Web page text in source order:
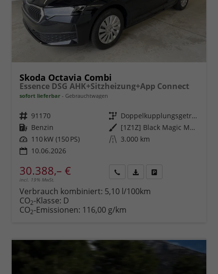
Skoda Octavia Combi
Essence DSG AHK+Sitzheizung+App Connect
sofort lieferbar Gebrauchtwagen
Fahrzeugnr. 91170 Getriebe
Doppelkupplungsgetriebe (DSG)
Kraftstoff Benzin Außenfarbe
[1Z1Z] Black Magic Metallic
Leistung 110 kW (150 PS) Kilometerstand 3.000 km
10.06.2026
30.388,– €
incl. 19% MwSt.
anfordern
Datei,
Verbrauch kombiniert: 5,10 l/100km
CO2-Klasse: D
CO2-Emissionen: 116,00 g/km